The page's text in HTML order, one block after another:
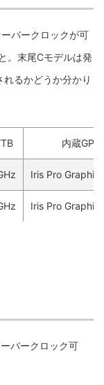
バークロックが可
。末尾Cモデルは発
るかどうか分かり
内蔵GPU
Iris Pro
Iris Pro
バークロック可